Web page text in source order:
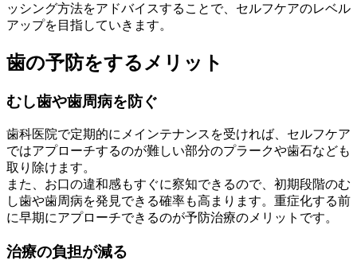
ッシング方法をアドバイスすることで、セルフケアのレベル
アップを目指していきます。
歯の予防をするメリット
むし歯や歯周病を防ぐ
歯科医院で定期的にメインテナンスを受ければ、セルフケア
ではアプローチするのが難しい部分のプラークや歯石なども
取り除けます。
また、お口の違和感もすぐに察知できるので、初期段階のむ
し歯や歯周病を発見できる確率も高まります。重症化する前
に早期にアプローチできるのが予防治療のメリットです。
治療の負担が減る